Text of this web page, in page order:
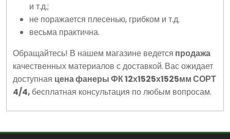
и т.д.;
не поражается плесенью, грибком и т.д.
весьма практична.
Обращайтесь! В нашем магазине ведется продажа
качественных материалов с доставкой. Вас ожидает
доступная цена фанеры ФК 12х1525х1525мм СОРТ
4/4, бесплатная консультация по любым вопросам.